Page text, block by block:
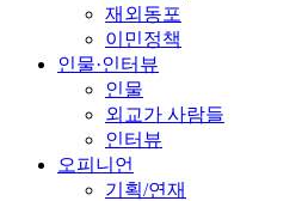
재외동포
이민정책
인물·인터뷰
인물
외교가 사람들
인터뷰
오피니언
기획/연재